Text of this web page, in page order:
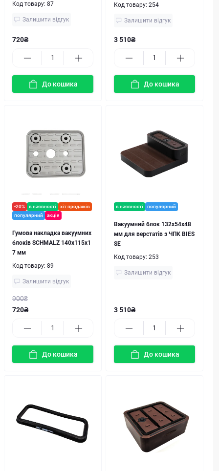
Код товару: 87
Залишити відгук
720₴
До кошика
Код товару: 254
Залишити відгук
3 510₴
До кошика
-20% в наявності
хіт продажів
популярний
акція
Гумова накладка вакуумних
блоків SCHMALZ 140х115x1
7 мм
Код товару: 89
Залишити відгук
900₴
720₴
До кошика
в наявності популярний
Вакуумний блок 132x54x48
мм для верстатів з ЧПК BIES
SE
Код товару: 253
Залишити відгук
3 510₴
До кошика